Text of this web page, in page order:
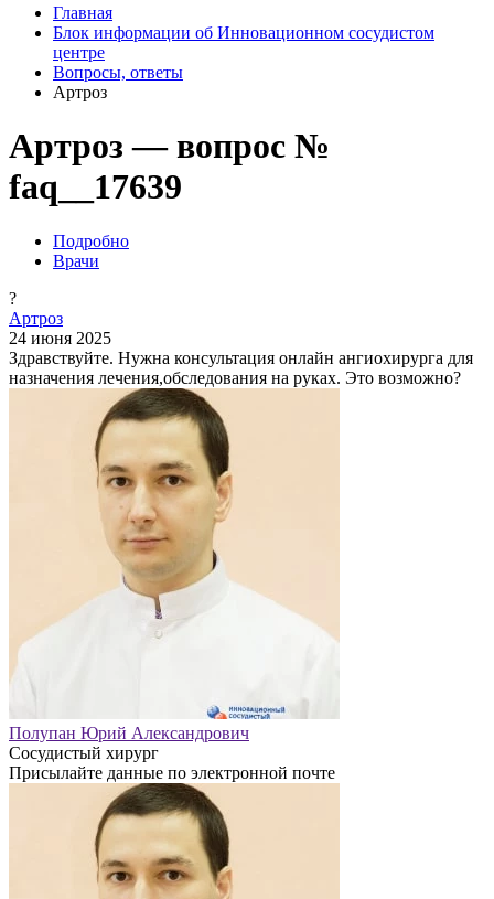
Главная
Блок информации об Инновационном сосудистом
центре
Вопросы, ответы
Артроз
Артроз — вопрос №
faq__17639
Подробно
Врачи
?
Артроз
24 июня 2025
Здравствуйте. Нужна консультация онлайн ангиохирурга для
назначения лечения,обследования на руках. Это возможно?
Полупан Юрий Александрович
Сосудистый хирург
Присылайте данные по электронной почте